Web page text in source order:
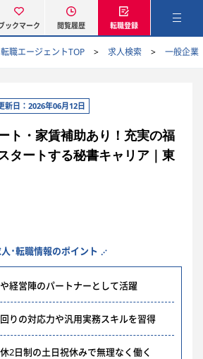
ックマーク 閲覧履歴 転職登録
職エージェントTOP 求人検索 一般企業
新日：2026年06月12日
ト・家賃補助あり！充実の福
タートする秘書キャリア｜東
･転職情報のポイント
経営陣のパートナーとして活躍
りの対応力や汎用実務スキルを習得
2日制の土日祝休みで無理なく働く